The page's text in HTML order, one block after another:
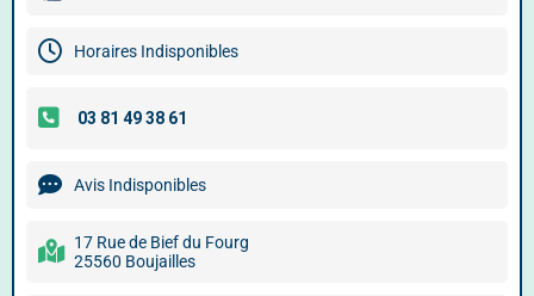
Horaires Indisponibles
Avis Indisponibles
17 Rue de Bief du Fourg
25560 Boujailles